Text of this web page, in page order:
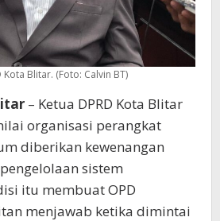
Kota Blitar. (Foto: Calvin BT)
– Ketua DPRD Kota Blitar
organisasi perangkat
diberikan kewenangan
sistem
itu membuat OPD
menjawab ketika dimintai